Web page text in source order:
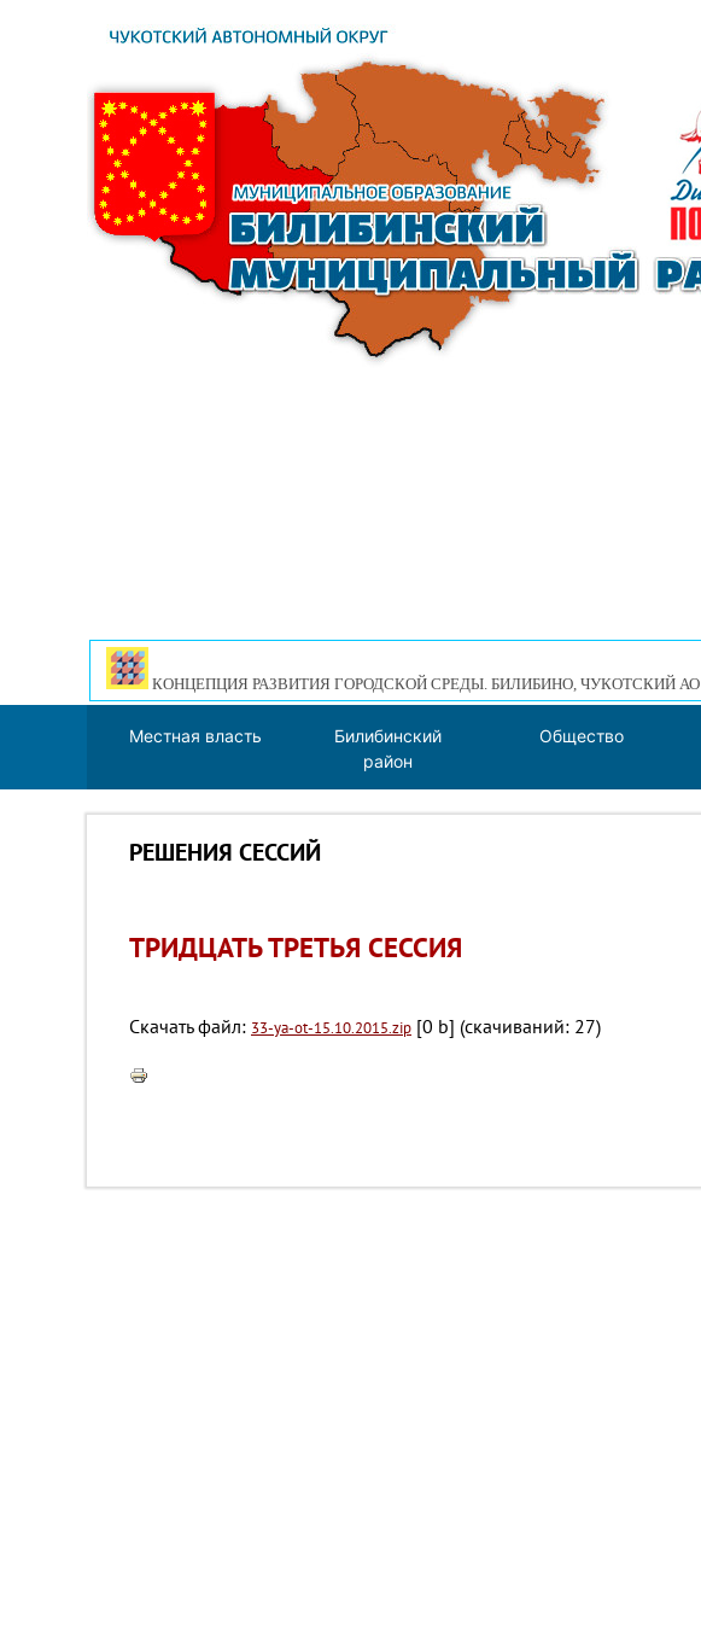
КОНЦЕПЦИЯ РАЗВИТИЯ ГОРОДСКОЙ СРЕДЫ. БИЛИБИНО, ЧУКОТСКИЙ АО
Местная власть
Билибинский
район
Общество
РЕШЕНИЯ СЕССИЙ
ТРИДЦАТЬ ТРЕТЬЯ СЕССИЯ
Скачать файл: 33-ya-ot-15.10.2015.zip [0 b] (cкачиваний: 27)